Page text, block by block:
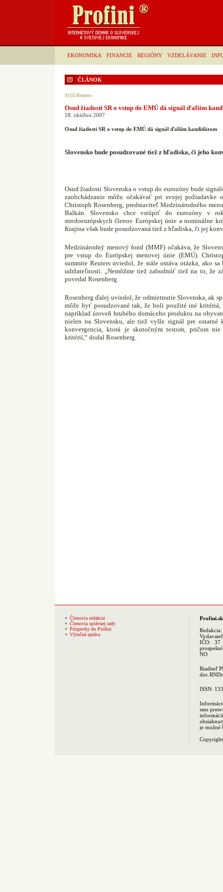
EKONOMIKA FINANCIE REGIÓNY VZDELÁVANIE
ČLÁNOK
SITA/Reuters
Osud žiadosti SR o vstup do EMÚ dá signál ďalším
18. októbra 2007
Osud žiadosti SR o vstup do EMÚ dá signál ďalším kandidátom
Slovensko bude posudzované tiež z hľadiska, či jeho
Osud žiadosti Slovenska o vstup do eurozóny bude
zaobchádzanie môžu očakávať pri svojej požiadavke
Christoph Rosenberg, predstaviteľ Medzinárodného
Balkán. Slovensko chce vstúpiť do eurozóny v
stredoeurópskych členov Európskej únie a nominálne
Krajina však bude posudzovaná tiež z hľadiska, či jej
Medzinárodný menový fond (MMF) očakáva, že
pre vstup do Európskej menovej únie (EMÚ).
summite Reuters uviedol, že stále ostáva otázka, ako
udržateľnosti. „Nemôžme tiež zabudnúť tiež na to, že
povedal Rosenberg.
Rosenberg ďalej uviedol, že odmietnutie Slovenska, ak
môže byť posudzované tak, že boli použité iné kritériá,
napríklad úroveň hrubého domáceho produktu na
nielen na Slovensku, ale tiež vyšle signál pre ostatné
konvergencia, ktorá je skutočným testom, pričom
kritérií,“ dodal Rosenberg.
Členovia redakcie
Členovia správnej rady
Príspevky do Profini
Výročná správa
Profini.sk
Redakcia:
IČO: 37
NO
Riaditeľ
ISSN:
sme
je možné